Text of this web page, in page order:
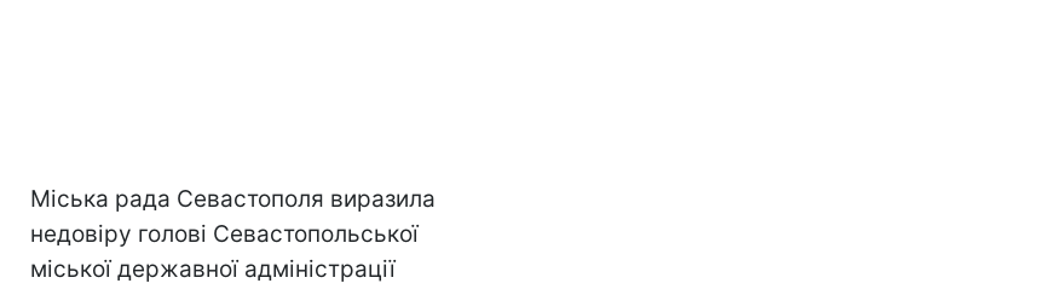
Міська рада Севастополя виразила
недовіру голові Севастопольської
міської державної адміністрації